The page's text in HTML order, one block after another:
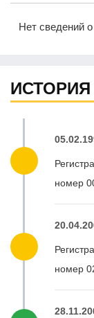
Нет сведений
номер
номер